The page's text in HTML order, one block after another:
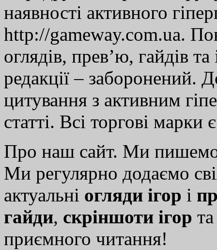
наявності активного
http://gameway.com.ua.
оглядів, прев’ю, гайдів
редакції – заборонений.
цитування з активним
статті. Всі торгові марки
Про наш сайт. Ми
Ми регулярно додаємо
актуальні огляди ігор і
гайди, скріншоти ігор
приємного читання!